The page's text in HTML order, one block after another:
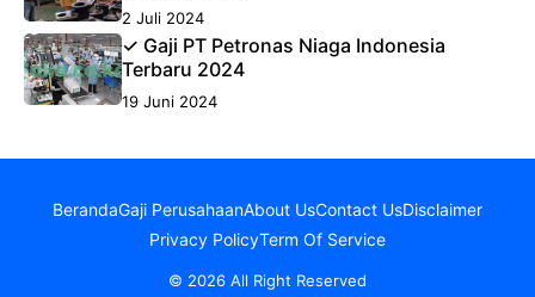
2 Juli 2024
✓ Gaji PT Petronas Niaga Indonesia
Terbaru 2024
19 Juni 2024
BerandaGaji PerusahaanAbout UsContact UsDisclaimer
Privacy PolicyTerm Of Service
© 2026 All Right Reserved